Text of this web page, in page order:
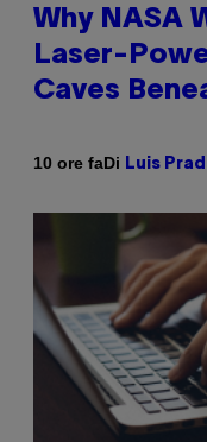
Why NASA
Laser-
Caves
10 ore faDi Luis